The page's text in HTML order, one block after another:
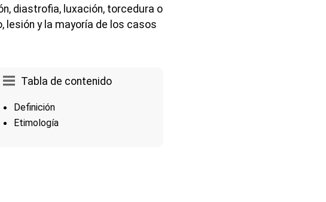
diastrofia, luxación, torcedura o
lesión y la mayoría de los casos
Tabla de contenido
Definición
Etimología